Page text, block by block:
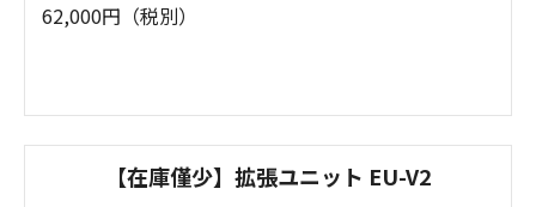
62,000円（税別）
【在庫僅少】拡張ユニット EU-V2